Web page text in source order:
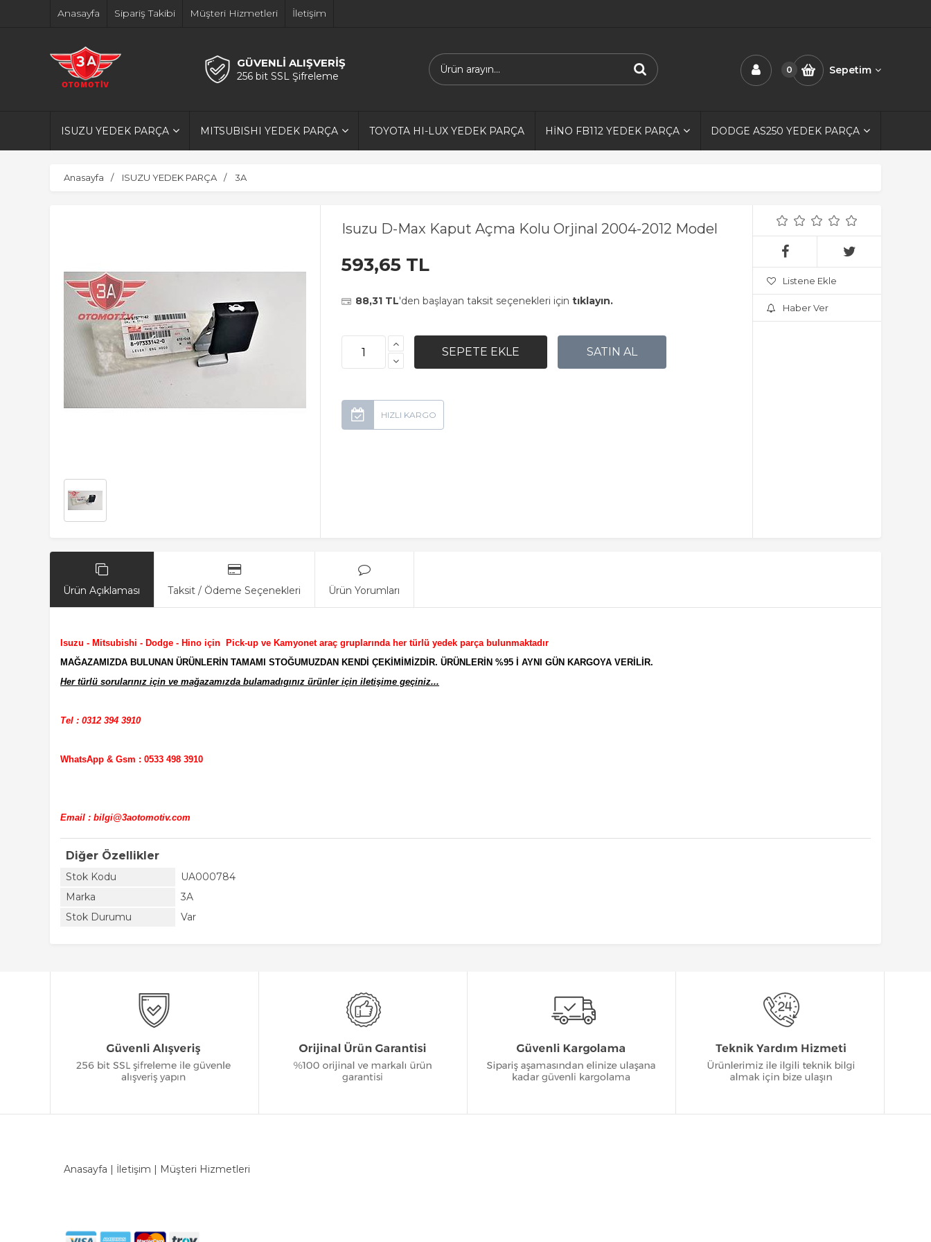
Anasayfa Sipariş Takibi Müşteri Hizmetleri İletişim
GÜVENLİ ALIŞVERİŞ
256 bit SSL Şifreleme
0 Sepetim
ISUZU YEDEK PARÇA MITSUBISHI YEDEK PARÇA TOYOTA HI-LUX YEDEK PARÇA HİNO FB112 YEDEK PARÇA DODGE AS250 YEDEK PARÇA
Anasayfa ISUZU YEDEK PARÇA 3A
Isuzu D-Max Kaput Açma Kolu Orjinal 2004-2012 Model
593,65 TL
88,31 TL'den başlayan taksit seçenekleri için tıklayın.
Listene Ekle
Haber Ver
Ürün Açıklaması Taksit / Ödeme Seçenekleri Ürün Yorumları
Isuzu - Mitsubishi - Dodge - Hino için Pick-up ve Kamyonet araç gruplarında her türlü yedek parça bulunmaktadır
MAĞAZAMIZDA BULUNAN ÜRÜNLERİN TAMAMI STOĞUMUZDAN KENDİ ÇEKİMİMİZDİR. ÜRÜNLERİN %95 İ AYNI GÜN KARGOYA VERİLİR.
Her türlü sorularınız için ve mağazamızda bulamadıgınız ürünler için iletişime geçiniz...
Tel : 0312 394 3910
WhatsApp & Gsm : 0533 498 3910
Email : bilgi@3aotomotiv.com
Diğer Özellikler
Stok Kodu
UA000784
Marka
3A
Stok Durumu
Var
Anasayfa | İletişim | Müşteri Hizmetleri